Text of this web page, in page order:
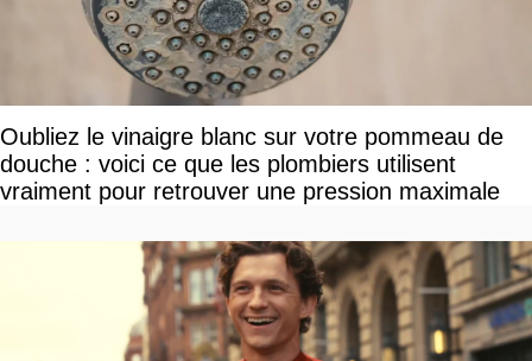
Oubliez le vinaigre blanc sur votre pommeau de
douche : voici ce que les plombiers utilisent
vraiment pour retrouver une pression maximale